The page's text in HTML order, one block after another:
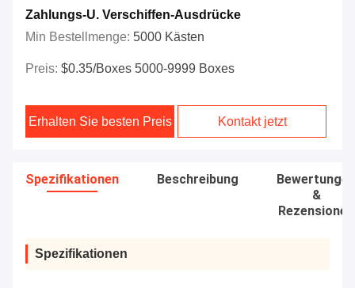
Zahlungs-U. Verschiffen-Ausdrücke
Min Bestellmenge: 5000 Kästen
Preis: $0.35/boxes 5000-9999 Boxes
Erhalten Sie besten Preis Kontakt jetzt
Spezifikationen Beschreibung
Bewertungen
&
Rezensionen
Spezifikationen